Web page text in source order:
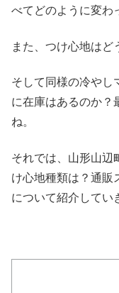
べてどのように変わ
また、つけ心地はど
そして同様の冷やし
に在庫はあるのか？
ね。
それでは、山形山辺
け心地種類は？通販
について紹介して